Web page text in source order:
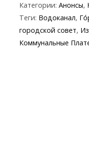
e
b
o
itt
er
e
gr
a
Категории: Анонсы,
Теги: Водоканал,
городской совет,
Коммунальные